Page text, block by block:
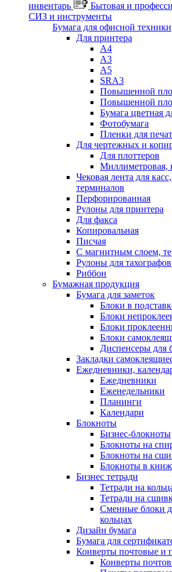
инвентарь
Бытовая и
СИЗ и инструменты
Бумага для офисной техники
Для принтера
А4
А3
А5
SRA3
Повышенной
Повышенной
Бумага цветная
Фотобумага
Пленки для
Для чертежных и
Для плоттеров
Миллиметровая,
Чековая лента для
терминалов
Перфорированная
Рулоны для принтера
Для факса
Копировальная
Писчая
С магнитным слоем,
Рулоны для тахографов
Риббон
Бумажная продукция
Бумага для заметок
Блоки в
Блоки
Блоки
Блоки
Диспенсеры для
Закладки
Ежедневники,
Ежедневники
Еженедельники
Планинги
Календари
Блокноты
Бизнес-блокноты
Блокноты на
Блокноты на
Блокноты в
Бизнес тетради
Тетради на
Тетради на
Сменные блоки
кольцах
Дизайн бумага
Бумага для
Конверты почтовые и
Конверты